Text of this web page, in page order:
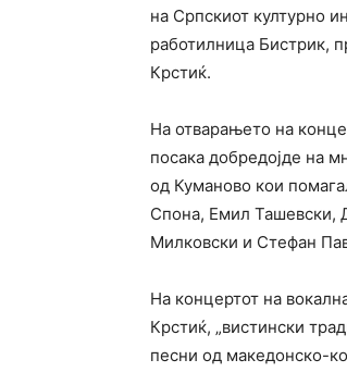
на Српскиот културно
работилница Бистрик,
Крстиќ.
На отварањето на
посака добредојде на
од Куманово кои
Спона, Емил Ташевски,
Милковски и Стефан
На концертот на
Крстиќ, „вистински
песни од македонско-